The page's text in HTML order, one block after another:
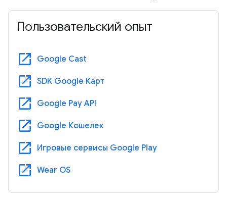
Пользовательский опыт
open_in_new Google Cast
open_in_new SDK Google Карт
open_in_new Google Pay API
open_in_new Google Кошелек
open_in_new Игровые сервисы Google Play
open_in_new Wear OS